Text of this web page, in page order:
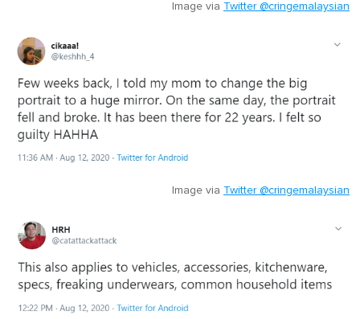
Image via Twitter @cringemalaysian
Image via Twitter @cringemalaysian